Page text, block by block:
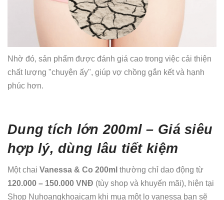
Nhờ đó, sản phẩm được đánh giá cao trong việc cải thiện
chất lượng "chuyện ấy", giúp vợ chồng gắn kết và hạnh
phúc hơn.
Dung tích lớn 200ml – Giá siêu
hợp lý, dùng lâu tiết kiệm
Một chai Vanessa & Co 200ml thường chỉ dao động từ
120.000 – 150.000 VNĐ (tùy shop và khuyến mãi), hiện tại
Shop Nuhoangkhoaicam khi mua một lọ vanessa bạn sẽ